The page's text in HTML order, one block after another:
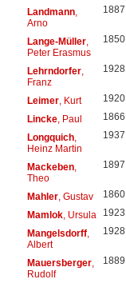
Landmann,
Arno
1887
Lange-Müller,
Peter Erasmus
1850
Lehrndorfer,
Franz
1928
Leimer, Kurt 1920
Lincke, Paul 1866
Longquich,
Heinz Martin
1937
Mackeben,
Theo
1897
Mahler, Gustav 1860
Mamlok, Ursula 1923
Mangelsdorff,
Albert
1928
Mauersberger,
Rudolf
1889